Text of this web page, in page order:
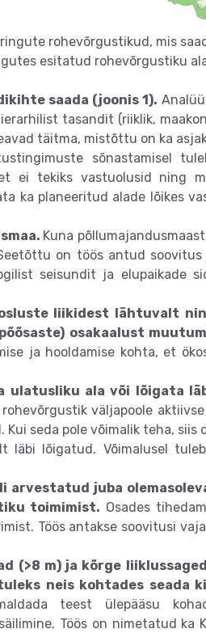
rohevõrgustikud, mis
esitatud rohevõrgustiku
saada (joonis 1).
tasandit (riiklik,
täitma, mistõttu on ka
sõnastamisel
ei tekiks vastuolusid ning
ka planeeritud alade lõikes
Kuna
on töös antud
seisundit ja elupaikade
liikidest lähtuvalt
osakaalust
ja hooldamise kohta, et
ulatusliku ala või lõigata
väljapoole
seda pole võimalik teha, siis
lõigatud. Võimalusel
arvestatud juba
toimimist. Osades
Töös antakse soovitusi
m) ja kõrge
neis kohtades seada
teest ülepääsu
Töös on nimetatud ka